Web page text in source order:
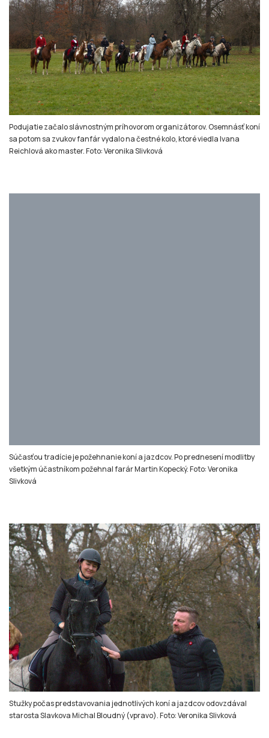
Podujatie začalo slávnostným príhovorom organizátorov. Osemnásť koní
sa potom sa zvukov fanfár vydalo na čestné kolo, ktoré viedla Ivana
Reichlová ako master. Foto: Veronika Slivková
Stužky počas predstavovania jednotlivých koní a jazdcov odovzdával
starosta Slavkova Michal Bloudný (vpravo). Foto: Veronika Slivková